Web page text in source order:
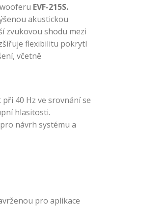
EVF-215S.
akustickou
zvukovou shodu mezi
flexibilitu pokrytí
včetně
40 Hz ve srovnání se
hlasitosti.
návrh systému a
pro aplikace